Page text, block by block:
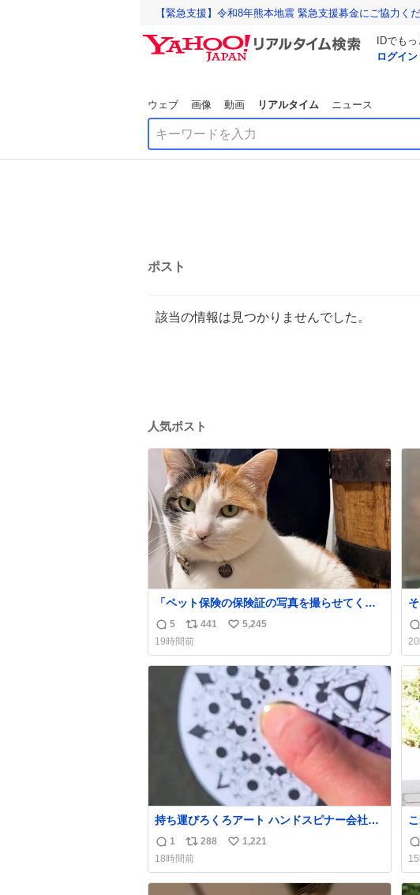
【緊急支援】令和8年熊本地震 緊急支援募金にご協力く
IDでも
ログイン
ウェブ 画像 動画 リアルタイム ニュース
ポスト
該当の情報は見つかりませんでした。
人気ポスト
「ペット保険の保険証の写真を撮らせてく
れ」と頼んだらちゃんと座ってポーズを取っ
てくれた人
返
信
数
5
リ
ポ
ス
ト
数
441
い
ね
数
5,245
19時間前
返
信
数
持ち運びろくろアート ハンドスピナー会社の
偉い人、見てください。
返
信
数
1
リ
ポ
ス
288
い
ね
1,221
18時間前
これ
返
信
数